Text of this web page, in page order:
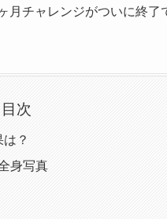
チャレンジがついに終了
目次
？
身写真